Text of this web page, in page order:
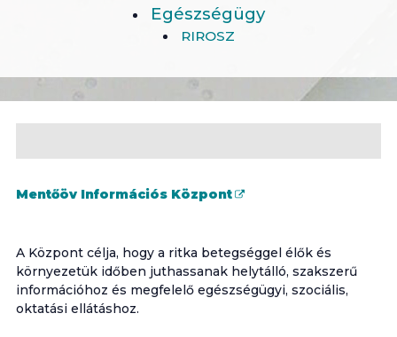
Egészségügy
RIROSZ
Mentőöv Információs Központ
A Központ célja, hogy a ritka betegséggel élők és
környezetük időben juthassanak helytálló, szakszerű
információhoz és megfelelő egészségügyi, szociális,
oktatási ellátáshoz.